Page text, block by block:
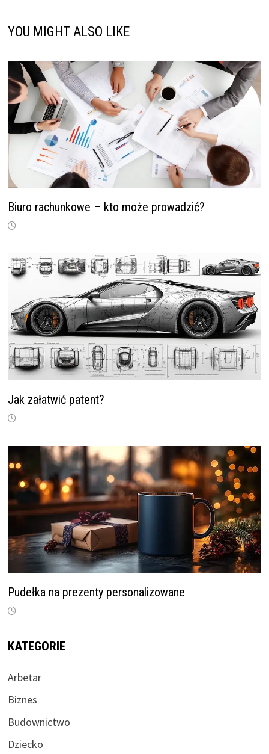
YOU MIGHT ALSO LIKE
Biuro rachunkowe – kto może prowadzić?
Jak załatwić patent?
Pudełka na prezenty personalizowane
KATEGORIE
Arbetar
Biznes
Budownictwo
Dziecko